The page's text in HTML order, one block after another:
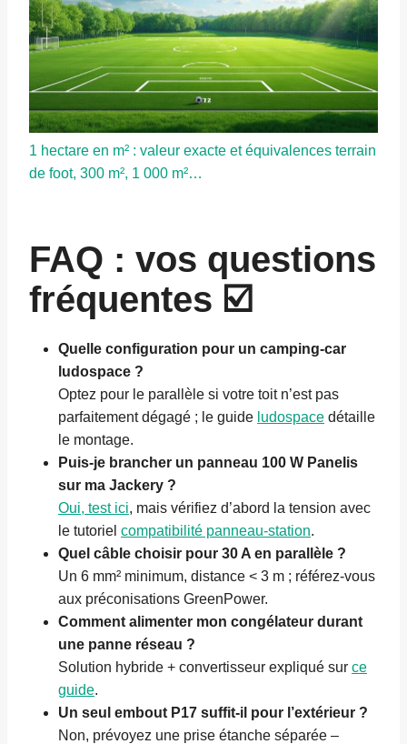
1 hectare en m² : valeur exacte et équivalences terrain
de foot, 300 m², 1 000 m²…
FAQ : vos questions
fréquentes ☑️
Quelle configuration pour un camping-car
ludospace ?
Optez pour le parallèle si votre toit n’est pas
parfaitement dégagé ; le guide ludospace détaille
le montage.
Puis-je brancher un panneau 100 W Panelis
sur ma Jackery ?
Oui, test ici, mais vérifiez d’abord la tension avec
le tutoriel compatibilité panneau-station.
Quel câble choisir pour 30 A en parallèle ?
Un 6 mm² minimum, distance < 3 m ; référez-vous
aux préconisations GreenPower.
Comment alimenter mon congélateur durant
une panne réseau ?
Solution hybride + convertisseur expliqué sur ce
guide.
Un seul embout P17 suffit-il pour l’extérieur ?
Non, prévoyez une prise étanche séparée –